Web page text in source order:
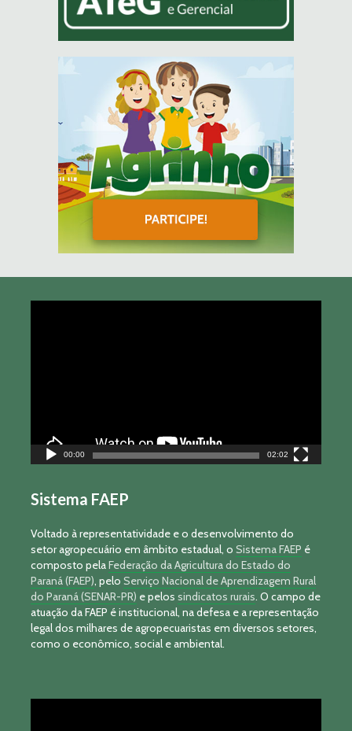
00:00 02:02
Sistema FAEP
Voltado à representatividade e o desenvolvimento do
setor agropecuário em âmbito estadual, o Sistema FAEP é
composto pelaFederação da Agricultura do Estado do
Paraná (FAEP), pelo Serviço Nacional de Aprendizagem Rural
do Paraná (SENAR-PR) e pelos sindicatos rurais. O campo de
atuação da FAEP é institucional, na defesa e a representação
legal dos milhares de agropecuaristas em diversos setores,
como o econômico, social e ambiental.